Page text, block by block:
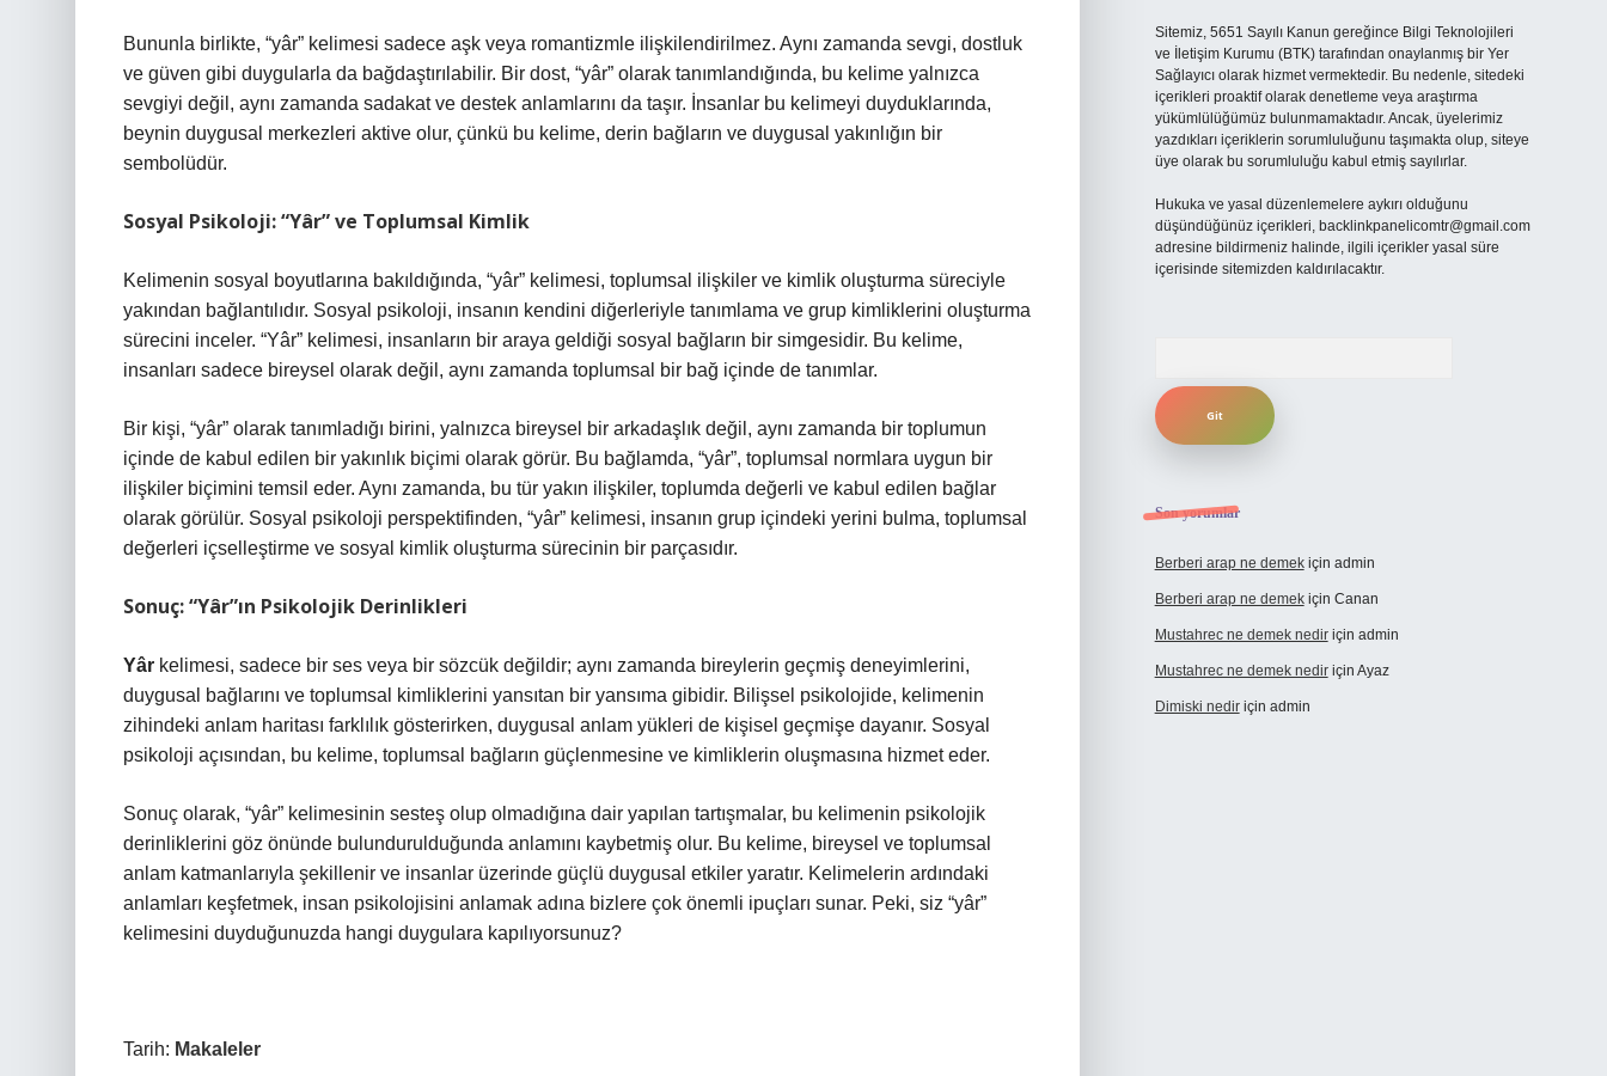
Bununla birlikte, “yâr” kelimesi sadece aşk veya romantizmle ilişkilendirilmez. Aynı zamanda sevgi, dostluk
ve güven gibi duygularla da bağdaştırılabilir. Bir dost, “yâr” olarak tanımlandığında, bu kelime yalnızca
sevgiyi değil, aynı zamanda sadakat ve destek anlamlarını da taşır. İnsanlar bu kelimeyi duyduklarında,
beynin duygusal merkezleri aktive olur, çünkü bu kelime, derin bağların ve duygusal yakınlığın bir
sembolüdür.
Sosyal Psikoloji: “Yâr” ve Toplumsal Kimlik
Kelimenin sosyal boyutlarına bakıldığında, “yâr” kelimesi, toplumsal ilişkiler ve kimlik oluşturma süreciyle
yakından bağlantılıdır. Sosyal psikoloji, insanın kendini diğerleriyle tanımlama ve grup kimliklerini oluşturma
sürecini inceler. “Yâr” kelimesi, insanların bir araya geldiği sosyal bağların bir simgesidir. Bu kelime,
insanları sadece bireysel olarak değil, aynı zamanda toplumsal bir bağ içinde de tanımlar.
Bir kişi, “yâr” olarak tanımladığı birini, yalnızca bireysel bir arkadaşlık değil, aynı zamanda bir toplumun
içinde de kabul edilen bir yakınlık biçimi olarak görür. Bu bağlamda, “yâr”, toplumsal normlara uygun bir
ilişkiler biçimini temsil eder. Aynı zamanda, bu tür yakın ilişkiler, toplumda değerli ve kabul edilen bağlar
olarak görülür. Sosyal psikoloji perspektifinden, “yâr” kelimesi, insanın grup içindeki yerini bulma, toplumsal
değerleri içselleştirme ve sosyal kimlik oluşturma sürecinin bir parçasıdır.
Sonuç: “Yâr”ın Psikolojik Derinlikleri
Yâr kelimesi, sadece bir ses veya bir sözcük değildir; aynı zamanda bireylerin geçmiş deneyimlerini,
duygusal bağlarını ve toplumsal kimliklerini yansıtan bir yansıma gibidir. Bilişsel psikolojide, kelimenin
zihindeki anlam haritası farklılık gösterirken, duygusal anlam yükleri de kişisel geçmişe dayanır. Sosyal
psikoloji açısından, bu kelime, toplumsal bağların güçlenmesine ve kimliklerin oluşmasına hizmet eder.
Sonuç olarak, “yâr” kelimesinin sesteş olup olmadığına dair yapılan tartışmalar, bu kelimenin psikolojik
derinliklerini göz önünde bulundurulduğunda anlamını kaybetmiş olur. Bu kelime, bireysel ve toplumsal
anlam katmanlarıyla şekillenir ve insanlar üzerinde güçlü duygusal etkiler yaratır. Kelimelerin ardındaki
anlamları keşfetmek, insan psikolojisini anlamak adına bizlere çok önemli ipuçları sunar. Peki, siz “yâr”
kelimesini duyduğunuzda hangi duygulara kapılıyorsunuz?
Tarih: Makaleler
Sitemiz, 5651 Sayılı Kanun gereğince Bilgi Teknolojileri
ve İletişim Kurumu (BTK) tarafından onaylanmış bir Yer
Sağlayıcı olarak hizmet vermektedir. Bu nedenle, sitedeki
içerikleri proaktif olarak denetleme veya araştırma
yükümlülüğümüz bulunmamaktadır. Ancak, üyelerimiz
yazdıkları içeriklerin sorumluluğunu taşımakta olup, siteye
üye olarak bu sorumluluğu kabul etmiş sayılırlar.
Hukuka ve yasal düzenlemelere aykırı olduğunu
düşündüğünüz içerikleri, backlinkpanelicomtr@gmail.com
adresine bildirmeniz halinde, ilgili içerikler yasal süre
içerisinde sitemizden kaldırılacaktır.
Son yorumlar
Berberi arap ne demekiçin admin
Berberi arap ne demekiçin Canan
Mustahrec ne demek nediriçin admin
Mustahrec ne demek nediriçin Ayaz
Dimiski nediriçin admin